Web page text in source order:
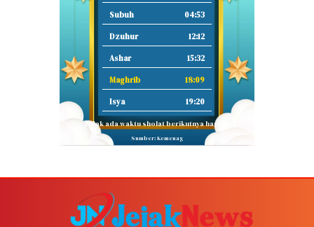
Subuh 04:53
Dzuhur 12:12
Ashar 15:32
Maghrib 18:09
Isya 19:20
Tidak ada waktu sholat berikutnya hari ini.
Sumber: Kemenag